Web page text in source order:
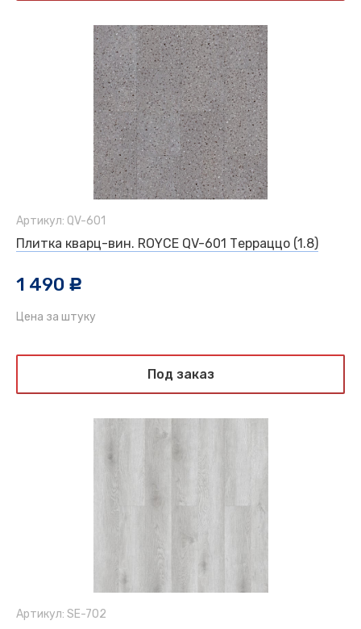
Артикул: QV-601
Плитка кварц-вин. ROYCE QV-601 Терраццо (1.8)
1 490 c
Цена за штуку
Под заказ
Артикул: SE-702